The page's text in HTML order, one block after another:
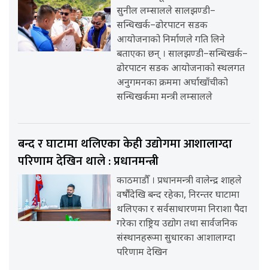
सुनील लम्सालले सालझण्डी–
सन्धिखर्क–ढोरपाटन सडक
आयोजनाको निर्माणले गति लिने
बताएका छन् । सालझण्डी–सन्धिखर्क–
ढोरपाटन सडक आयोजनाको स्थलगत
अनुगमनका क्रममा अर्घाखाँचीको
सन्धिखर्कमा मन्त्री लम्सालले
बन्द र घाटामा थलिएका केही उद्योगमा आशालाग्दा
परिणाम देखिन थाले : प्रधानमन्त्री
काठमाडौँ । प्रधानमन्त्री वालेन्द्र शाहले
वर्षौंदेखि बन्द रहेका, निरन्तर घाटामा
थलिएका र सर्वसाधारणमा निराशा पैदा
गरेका राष्ट्रिय उद्योग तथा सार्वजनिक
संस्थानहरूमा सुधारका आशालाग्दा
परिणाम देखिन